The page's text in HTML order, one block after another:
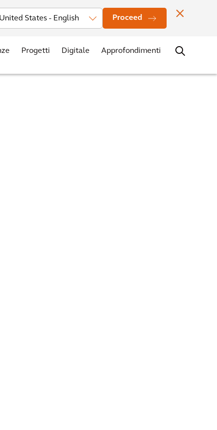
Proceed
Investitori Notizie I nostri uffici Contatti
Progetti Digitale Approfondimenti